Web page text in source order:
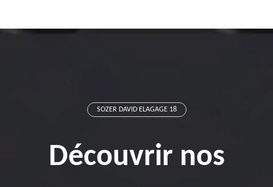
SOZER DAVID ELAGAGE 18
Découvrir nos